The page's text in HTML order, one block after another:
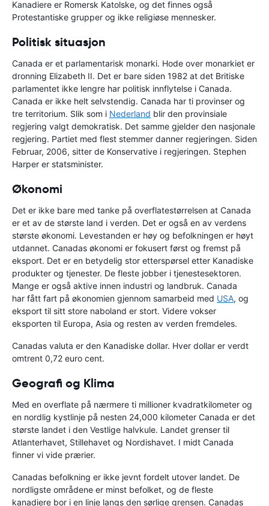
Kanadiere er Romersk Katolske, og det finnes også
Protestantiske grupper og ikke religiøse mennesker.
Politisk situasjon
Canada er et parlamentarisk monarki. Hode over monarkiet er
dronning Elizabeth II. Det er bare siden 1982 at det Britiske
parlamentet ikke lengre har politisk innflytelse i Canada.
Canada er ikke helt selvstendig. Canada har ti provinser og
tre territorium. Slik som i Nederland blir den provinsiale
regjering valgt demokratisk. Det samme gjelder den nasjonale
regjering. Partiet med flest stemmer danner regjeringen. Siden
Februar, 2006, sitter de Konservative i regjeringen. Stephen
Harper er statsminister.
Økonomi
Det er ikke bare med tanke på overflatestørrelsen at Canada
er et av de største land i verden. Det er også en av verdens
største økonomi. Levestanden er høy og befolkningen er høyt
utdannet. Canadas økonomi er fokusert først og fremst på
eksport. Det er en betydelig stor etterspørsel etter Kanadiske
produkter og tjenester. De fleste jobber i tjenestesektoren.
Mange er også aktive innen industri og landbruk. Canada
har fått fart på økonomien gjennom samarbeid med USA, og
eksport til sitt store naboland er stort. Videre vokser
eksporten til Europa, Asia og resten av verden fremdeles.
Canadas valuta er den Kanadiske dollar. Hver dollar er verdt
omtrent 0,72 euro cent.
Geografi og Klima
Med en overflate på nærmere ti millioner kvadratkilometer og
en nordlig kystlinje på nesten 24,000 kilometer Canada er det
største landet i den Vestlige halvkule. Landet grenser til
Atlanterhavet, Stillehavet og Nordishavet. I midt Canada
finner vi vide prærier.
Canadas befolkning er ikke jevnt fordelt utover landet. De
nordligste områdene er minst befolket, og de fleste
kanadiere bor i en linje langs den sørlige grensen. Canadas